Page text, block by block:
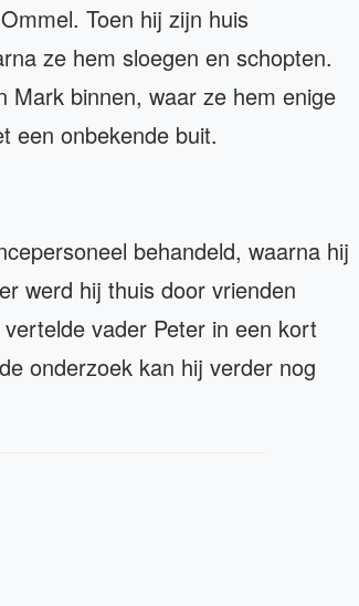
Toen hij zijn huis
ze hem sloegen en schopten.
Mark binnen, waar ze hem enige
een onbekende buit.
behandeld, waarna hij
werd hij thuis door vrienden
vader Peter in een kort
onderzoek kan hij verder nog